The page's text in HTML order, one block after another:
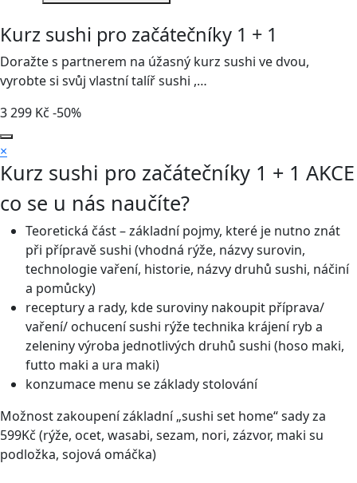
Kurz sushi pro začátečníky 1 + 1
Doražte s partnerem na úžasný kurz sushi ve dvou,
vyrobte si svůj vlastní talíř sushi ,…
3 299 Kč -50%
×
Kurz sushi pro začátečníky 1 + 1 AKCE
co se u nás naučíte?
Teoretická část – základní pojmy, které je nutno znát
při přípravě sushi (vhodná rýže, názvy surovin,
technologie vaření, historie, názvy druhů sushi, náčiní
a pomůcky)
receptury a rady, kde suroviny nakoupit příprava/
vaření/ ochucení sushi rýže technika krájení ryb a
zeleniny výroba jednotlivých druhů sushi (hoso maki,
futto maki a ura maki)
konzumace menu se základy stolování
Možnost zakoupení základní „sushi set home“ sady za
599Kč (rýže, ocet, wasabi, sezam, nori, zázvor, maki su
podložka, sojová omáčka)